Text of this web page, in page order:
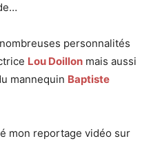
personnalités
Lou Doillon mais aussi
mannequin Baptiste
mon reportage vidéo sur